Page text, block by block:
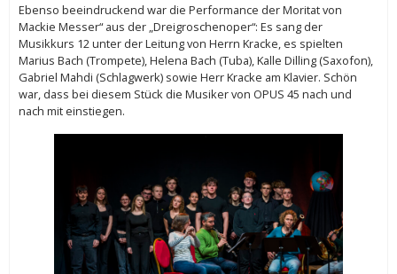
Ebenso beeindruckend war die Performance der Moritat von
Mackie Messer“ aus der „Dreigroschenoper“: Es sang der
Musikkurs 12 unter der Leitung von Herrn Kracke, es spielten
Marius Bach (Trompete), Helena Bach (Tuba), Kalle Dilling (Saxofon),
Gabriel Mahdi (Schlagwerk) sowie Herr Kracke am Klavier. Schön
war, dass bei diesem Stück die Musiker von OPUS 45 nach und
nach mit einstiegen.